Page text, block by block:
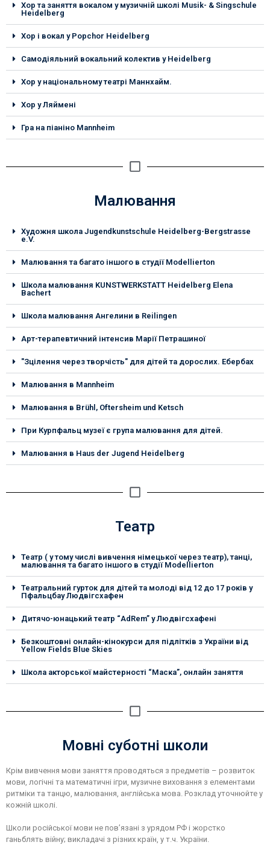
Хор та заняття вокалом у музичній школі Musik- & Singschule
Heidelberg
Хор і вокал у Popchor Heidelberg
Cамодіяльний вокальний колектив у Heidelberg
Хор у національному театрі Маннхайм.
Хор у Ляймені
Гра на піаніно Mannheim
Малювання
Художня школа Jugendkunstschule Heidelberg-Bergstrasse
e.V.
Малювання та багато іншого в студії Modellierton
Школа малювання KUNSTWERKSTATT Heidelberg Elena
Bachert
Школа малювання Ангелини в Reilingen
Арт-терапевтичний інтенсив Марії Петрашиної
"Зцілення через творчість" для дітей та дорослих. Ебербах
Малювання в Mannheim
Малювання в Brühl, Oftersheim und Ketsch
При Курпфальц музеї є група малювання для дітей.
Малювання в Haus der Jugend Heidelberg
Театр
Театр ( у тому числі вивчення німецької через театр), танці,
малювання та багато іншого в студії Modellierton
Театральний гурток для дітей та молоді від 12 до 17 років у
Пфальцбау Людвігсхафен
Дитячо-юнацький театр “AdRem” у Людвігсхафені
Безкоштовні онлайн-кінокурси для підлітків з України від
Yellow Fields Blue Skies
Школа акторської майстерності “Маска”, онлайн заняття
Мовні суботні школи
Крім вивчення мови заняття проводяться з предметів – розвиток
мови, логічні та математичні ігри, музичне виховання з елементами
ритміки та танцю, малювання, англійська мова. Розклад уточнюйте у
кожній школі.
Школи російської мови не пов’язані з урядом РФ і жорстко
ганьблять війну; викладачі з різних країн, у т.ч. України.